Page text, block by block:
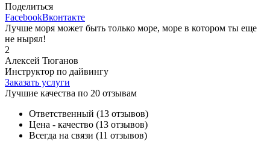
Поделиться
FacebookВконтакте
Лучше моря может быть только море, море в котором ты еще
не нырял!
2
Алексей Тюганов
Инструктор по дайвингу
Заказать услуги
Лучшие качества по 20 отзывам
Ответственный (13 отзывов)
Цена - качество (13 отзывов)
Всегда на связи (11 отзывов)